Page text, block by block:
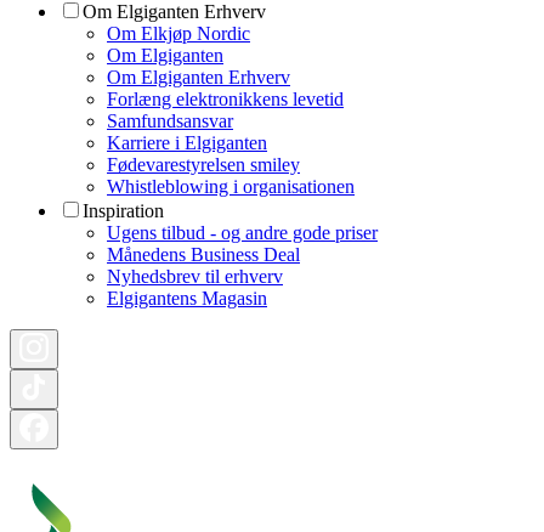
Om Elgiganten Erhverv
Om Elkjøp Nordic
Om Elgiganten
Om Elgiganten Erhverv
Forlæng elektronikkens levetid
Samfundsansvar
Karriere i Elgiganten
Fødevarestyrelsen smiley
Whistleblowing i organisationen
Inspiration
Ugens tilbud - og andre gode priser
Månedens Business Deal
Nyhedsbrev til erhverv
Elgigantens Magasin